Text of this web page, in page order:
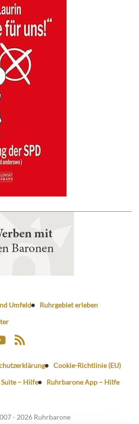
Umfeld
Ruhrgebiet erleben
Cookie-Richtlinie (EU)
– Hilfe
Ruhrbarone App – Hilfe
- 2026 Ruhrbarone